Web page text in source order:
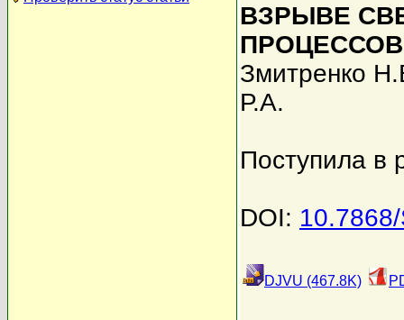
ВЗРЫВЕ
ПРОЦЕССОВ
Змитренко
Р.А.
Поступила в
DOI:
DJVU (467.8K)